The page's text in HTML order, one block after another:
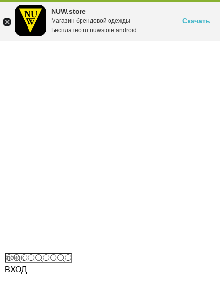
NUW.store
Магазин брендовой одежды
Бесплатно ru.nuwstore.android
Скачать
ВХОД